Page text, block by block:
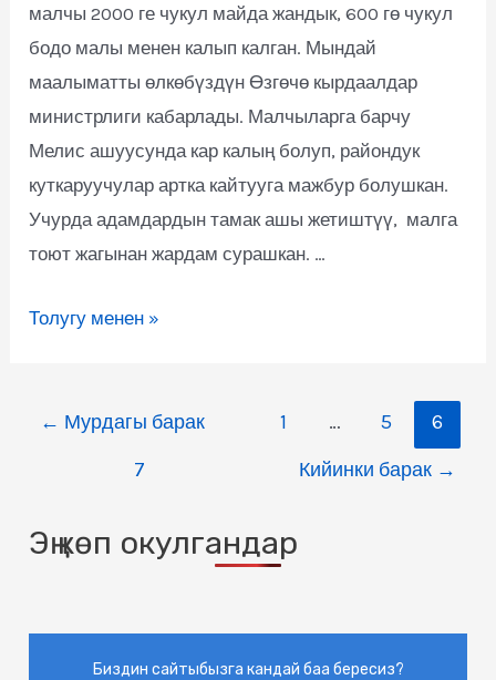
малчы 2000 ге чукул майда жандык, 600 гө чукул
бодо малы менен калып калган. Мындай
маалыматты өлкөбүздүн Өзгөчө кырдаалдар
министрлиги кабарлады. Малчыларга барчу
Мелис ашуусунда кар калың болуп, райондук
куткаруучулар артка кайтууга мажбур болушкан.
Учурда адамдардын тамак ашы жетиштүү, малга
тоют жагынан жардам сурашкан. …
Толугу менен »
← Мурдагы барак 1 … 5
6
7
Кийинки барак →
Эң көп окулгандар
Биздин сайтыбызга кандай баа бересиз?